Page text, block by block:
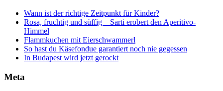
Wann ist der richtige Zeitpunkt für Kinder?
Rosa, fruchtig und süffig – Sarti erobert den Aperitivo-
Himmel
Flammkuchen mit Eierschwammerl
So hast du Käsefondue garantiert noch nie gegessen
In Budapest wird jetzt gerockt
Meta